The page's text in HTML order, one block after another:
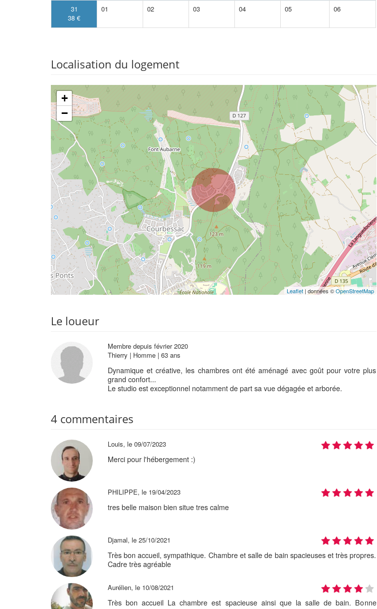
31
38 €
01 02 03 04 05 06
Localisation du logement
+
−
Leaflet| données ©OpenStreetMap
Le loueur
Membre depuis février 2020
Thierry | Homme | 63 ans
Dynamique et créative, les chambres ont été aménagé avec goût pour votre plus
grand confort...
Le studio est exceptionnel notamment de part sa vue dégagée et arborée.
4 commentaires
Louis, le 09/07/2023
Merci pour l'hébergement :)
PHILIPPE, le 19/04/2023
tres belle maison bien situe tres calme
Djamal, le 25/10/2021
Très bon accueil, sympathique. Chambre et salle de bain spacieuses et très propres.
Cadre très agréable
Aurélien, le 10/08/2021
Très bon accueil La chambre est spacieuse ainsi que la salle de bain. Bonne